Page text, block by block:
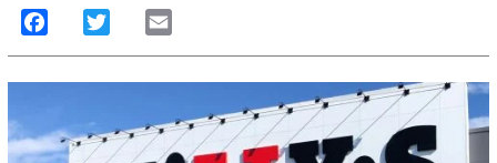
Facebook Twitter